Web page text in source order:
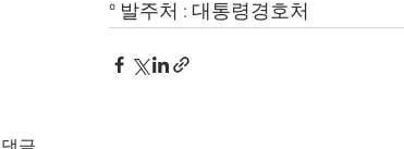
º 발주처 : 대통령경호처